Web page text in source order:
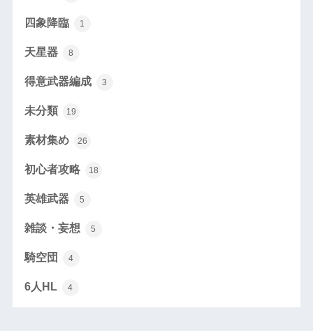
四象降臨 1
天星器 8
得意武器編成 3
未分類 19
素材集め 26
初心者攻略 18
英雄武器 5
雑談・妄想 5
騎空団 4
6人HL 4